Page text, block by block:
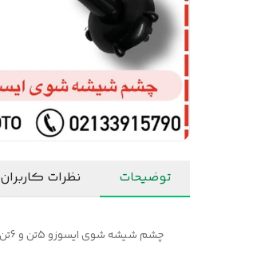
توضیحات نظرات کاربران
چشم شیشه شوی ایسوزو 5تن و 6تن